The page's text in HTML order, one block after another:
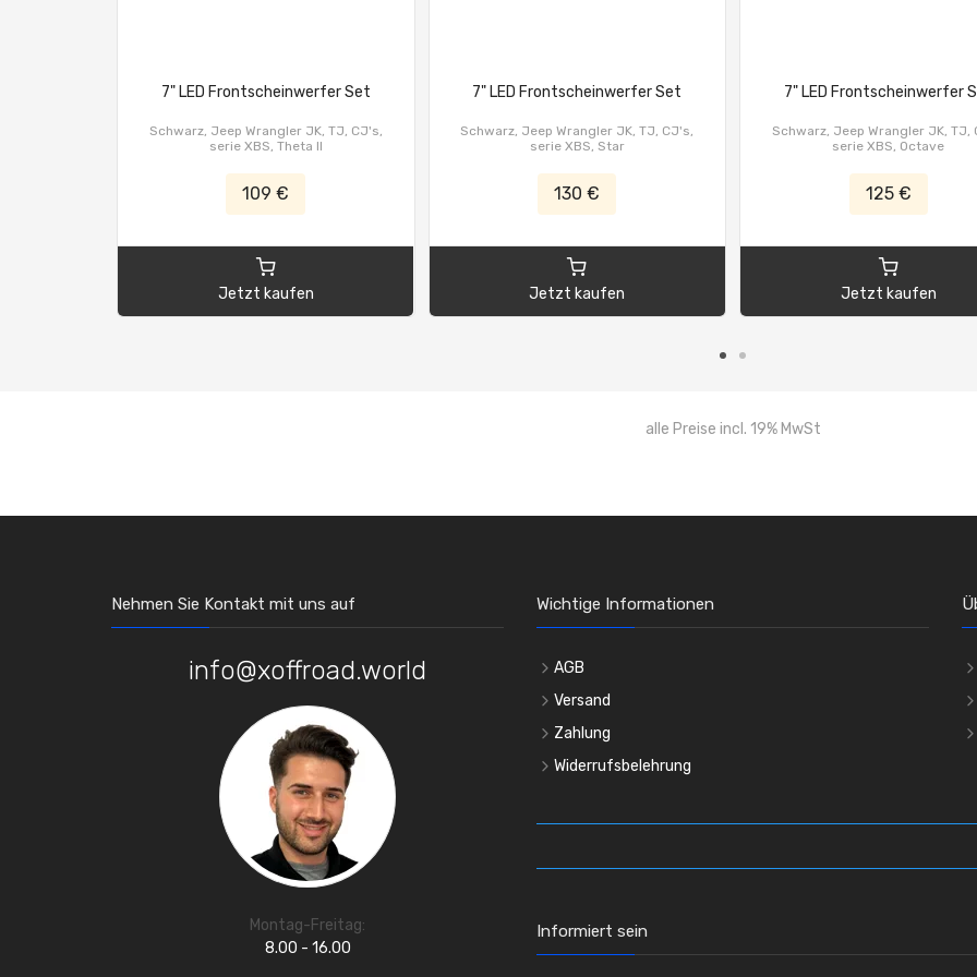
7" LED Frontscheinwerfer Set
Schwarz, Jeep Wrangler JK, TJ, CJ's,
serie XBS, Theta II
109 €
Jetzt kaufen
7" LED Frontscheinwerfer Set
Schwarz, Jeep Wrangler JK, TJ, CJ's,
serie XBS, Star
130 €
Jetzt kaufen
7" LED Frontscheinwerfer
Schwarz, Jeep Wrangler JK, TJ,
serie XBS, Octave
125 €
Jetzt kaufen
alle Preise incl. 19% MwSt
Nehmen Sie Kontakt mit uns auf
info@xoffroad.world
Montag-Freitag:
8.00 - 16.00
Wichtige Informationen
AGB
Versand
Zahlung
Widerrufsbelehrung
Informiert sein